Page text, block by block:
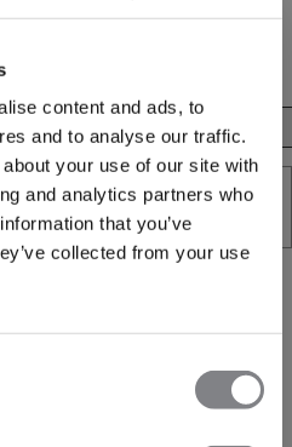
content and ads, to
and to analyse our traffic.
your use of our site with
and analytics partners who
that you’ve
collected from your use
Polyester
Hoodie ist der ultimative
oder Entspannen. Er
einer weichen Innenseite für